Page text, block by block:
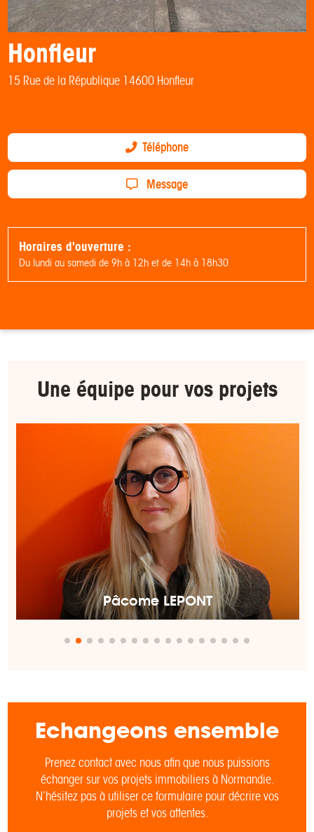
Honfleur
15 Rue de la République 14600 Honfleur
Téléphone
Message
Horaires d'ouverture :
Du lundi au samedi de 9h à 12h et de 14h à 18h30
Une équipe pour vos projets
Pâcome LEPONT
Echangeons ensemble
Prenez contact avec nous afin que nous puissions
échanger sur vos projets immobiliers à Normandie.
N’hésitez pas à utiliser ce formulaire pour décrire vos
projets et vos attentes.